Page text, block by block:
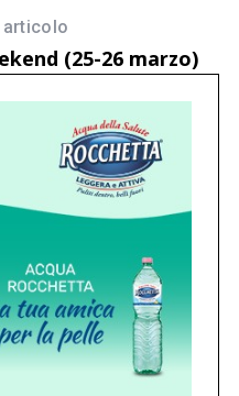
(25-26 marzo)